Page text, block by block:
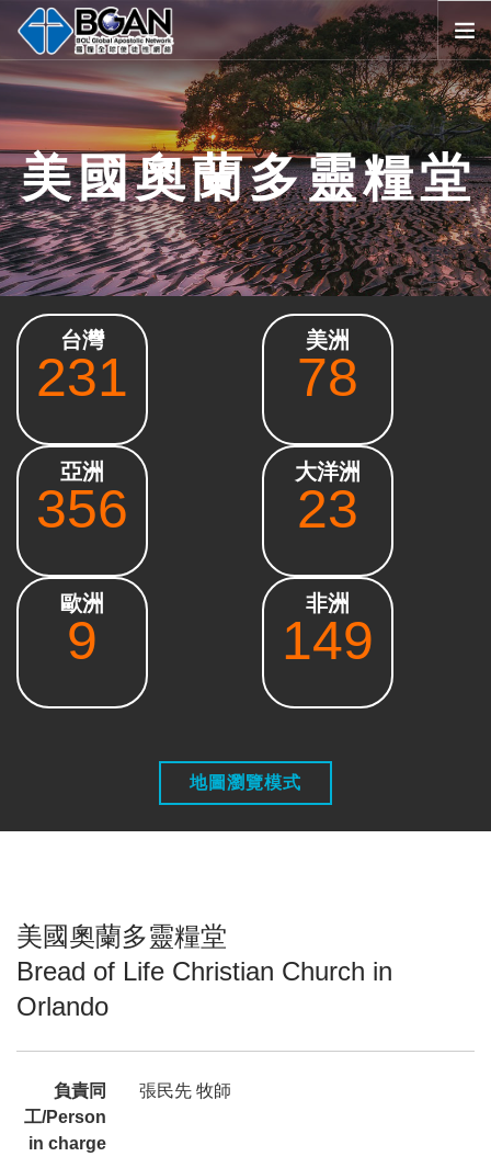
首頁
全球堂會
消息公告
影音媒體
代禱事項
資源共享
友好連結
搜尋
SELECT LANGUAGE
會員登入
美國奧蘭多靈糧堂
台灣
231
美洲
78
亞洲
356
大洋洲
23
歐洲
9
非洲
149
地圖瀏覽模式
美國奧蘭多靈糧堂
Bread of Life Christian Church in
Orlando
負責同
工/Person
in charge
張民先 牧師